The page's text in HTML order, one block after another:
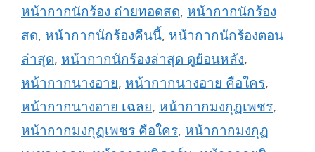
หน้ากากนักร้อง ถ่ายทอดสด, หน้ากากนักร้อง
สด, หน้ากากนักร้องคืนนี้, หน้ากากนักร้องตอน
ล่าสุด, หน้ากากนักร้องล่าสุด ดูย้อนหลัง,
หน้ากากนางอาย, หน้ากากนางอาย คือใคร,
หน้ากากนางอาย เฉลย, หน้ากากมงกุฏเพชร,
หน้ากากมงกุฏเพชร คือใคร, หน้ากากมงกุฏ